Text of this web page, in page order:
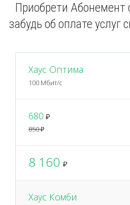
Приобрети Абонемент
забудь об оплате услуг
Хаус Оптима
100 Мбит/с
680 ₽
850 ₽
8 160 ₽
Хаус Комби